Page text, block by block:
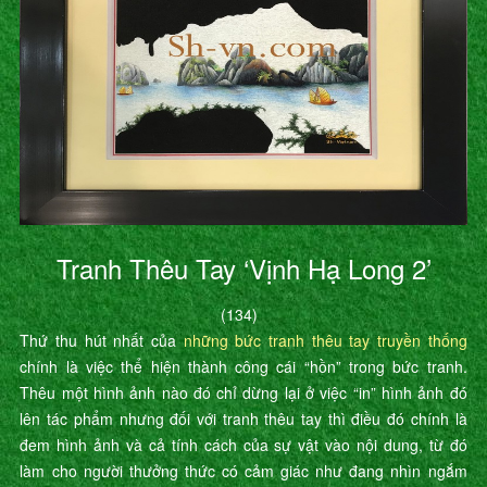
Tranh Thêu Tay ‘Vịnh Hạ Long 2’
(134)
Thứ thu hút nhất củanhững bức tranh thêu tay truyền thống
chính là việc thể hiện thành công cái “hồn” trong bức tranh.
Thêu một hình ảnh nào đó chỉ dừng lại ở việc “in” hình ảnh đó
lên tác phẩm nhưng đối với tranh thêu tay thì điều đó chính là
đem hình ảnh và cả tính cách của sự vật vào nội dung, từ đó
làm cho người thưởng thức có cảm giác như đang nhìn ngắm